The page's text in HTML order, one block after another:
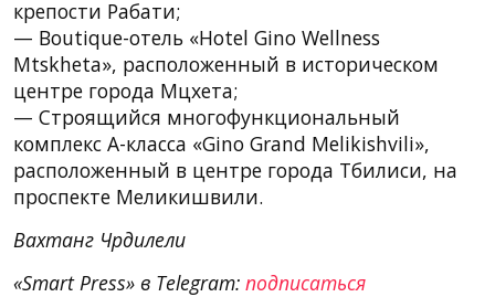
крепости Рабати;
— Boutique-отель «Hotel Gino Wellness
Mtskheta», расположенный в историческом
центре города Мцхета;
— Строящийся многофункциональный
комплекс A-класса «Gino Grand Melikishvili»,
расположенный в центре города Тбилиси, на
проспекте Меликишвили.
Вахтанг Чрдилели
«Smart Press» в Telegram: подписаться